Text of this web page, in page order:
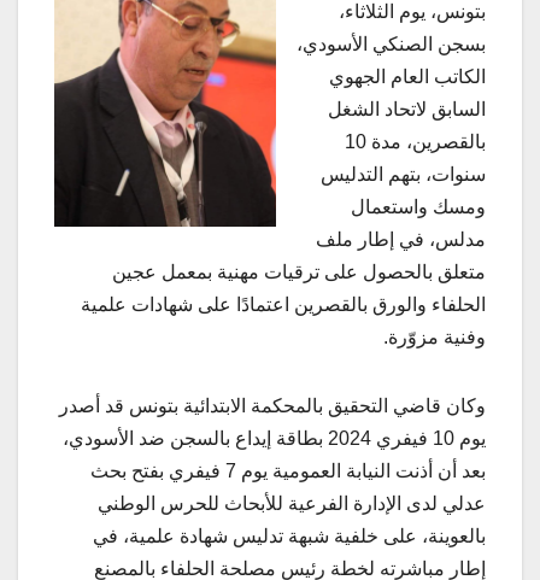
بتونس، يوم الثلاثاء،
بسجن الصنكي الأسودي،
الكاتب العام الجهوي
السابق لاتحاد الشغل
بالقصرين، مدة 10
سنوات، بتهم التدليس
ومسك واستعمال
مدلس، في إطار ملف
متعلق بالحصول على ترقيات مهنية بمعمل عجين
الحلفاء والورق بالقصرين اعتمادًا على شهادات علمية
وفنية مزوّرة.
وكان قاضي التحقيق بالمحكمة الابتدائية بتونس قد أصدر
يوم 10 فيفري 2024 بطاقة إيداع بالسجن ضد الأسودي،
بعد أن أذنت النيابة العمومية يوم 7 فيفري بفتح بحث
عدلي لدى الإدارة الفرعية للأبحاث للحرس الوطني
بالعوينة، على خلفية شبهة تدليس شهادة علمية، في
إطار مباشرته لخطة رئيس مصلحة الحلفاء بالمصنع